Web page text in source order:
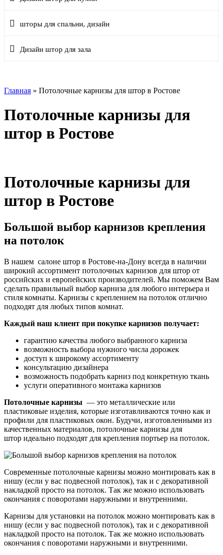
шторы для спальни, дизайн
Дизайн штор для зала
Главная » Потолочные карнизы для штор в Ростове
Потолочные карнизы для
штор в Ростове
Потолочные карнизы для
штор в Ростове
Большой выбор карнизов крепления
на потолок
В нашем салоне штор в Ростове-на-Дону всегда в наличии
широкий ассортимент потолочных карнизов для штор от
российских и европейских производителей. Мы поможем Вам
сделать правильный выбор карниза для любого интерьера и
стиля комнаты. Карнизы с креплением на потолок отлично
подходят для любых типов комнат.
Каждый наш клиент при покупке карнизов получает:
гарантию качества любого выбранного карниза
возможность выбора нужного числа дорожек
доступ к широкому ассортименту
консультацию дизайнера
возможность подобрать карниз под конкретную ткань
услуги оперативного монтажа карнизов
Потолочные карнизы — это металлические или
пластиковые изделия, которые изготавливаются точно как и
профили для пластиковых окон. Будучи, изготовленными из
качественных материалов, потолочные карнизы для
штор идеально подходят для крепления портьер на потолок.
Современные потолочные карнизы можно монтировать как в
нишу (если у вас подвесной потолок), так и с декоративной
накладкой просто на потолок. Так же можно использовать
окончания с поворотами наружными и внутренними.
Карнизы для установки на потолок можно монтировать как в
нишу (если у вас подвесной потолок), так и с декоративной
накладкой просто на потолок. Так же можно использовать
окончания с поворотами наружными и внутренними.